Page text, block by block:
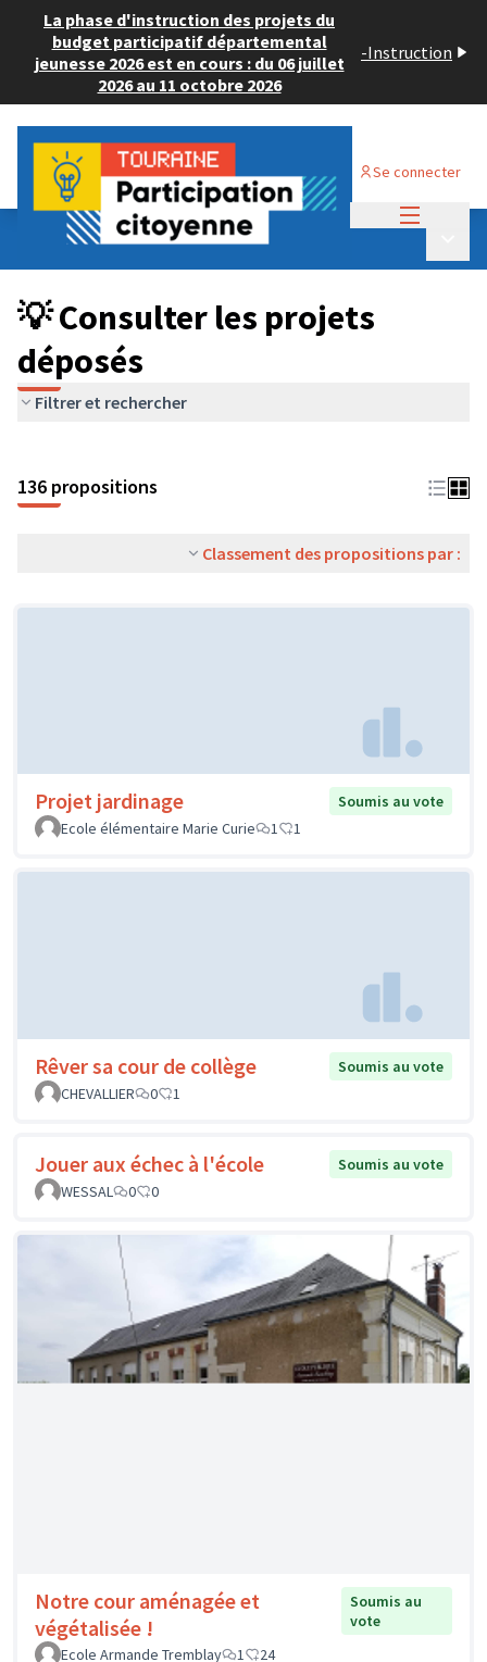
La phase d'instruction des projets du
budget participatif départemental
jeunesse 2026 est en cours : du 06 juillet
2026 au 11 octobre 2026
-Instruction
Se connecter
Budget Participatif JEUNESSE 2024
💡 Consulter les projets déposés
💡 Consulter les projets
déposés
Filtrer et rechercher
136 propositions
Classement des propositions par :
Projet jardinage
Soumis au vote
Ecole élémentaire Marie Curie
1 1
Rêver sa cour de collège
Soumis au vote
CHEVALLIER
0 1
Jouer aux échec à l'école
Soumis au vote
WESSAL
0 0
Notre cour aménagée et
végétalisée !
Soumis au
vote
Ecole Armande Tremblay
1 24